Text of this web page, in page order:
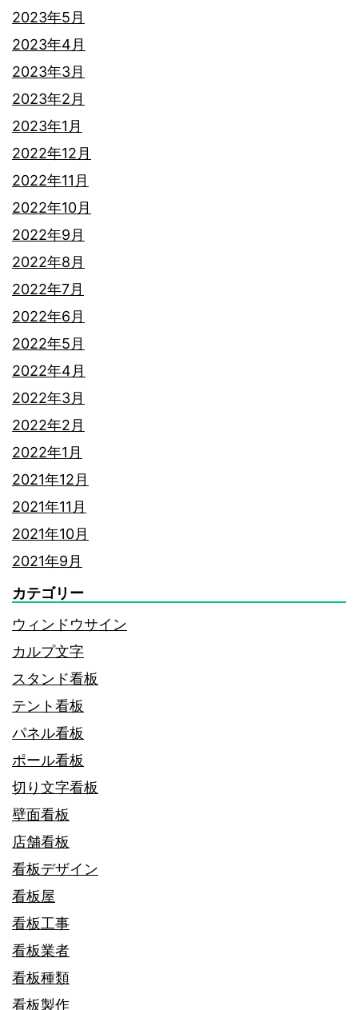
2023年5月
2023年4月
2023年3月
2023年2月
2023年1月
2022年12月
2022年11月
2022年10月
2022年9月
2022年8月
2022年7月
2022年6月
2022年5月
2022年4月
2022年3月
2022年2月
2022年1月
2021年12月
2021年11月
2021年10月
2021年9月
カテゴリー
ウィンドウサイン
カルプ文字
スタンド看板
テント看板
パネル看板
ポール看板
切り文字看板
壁面看板
店舗看板
看板デザイン
看板屋
看板工事
看板業者
看板種類
看板製作